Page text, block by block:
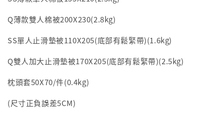
Q薄款雙人棉被200X230(2.8kg)
SS單人止滑墊被110X205(底部有鬆緊帶)(1.6kg)
Q雙人加大止滑墊被170X205(底部有鬆緊帶)(2.5kg)
枕頭套50X70/件(0.4kg)
(尺寸正負誤差5CM)